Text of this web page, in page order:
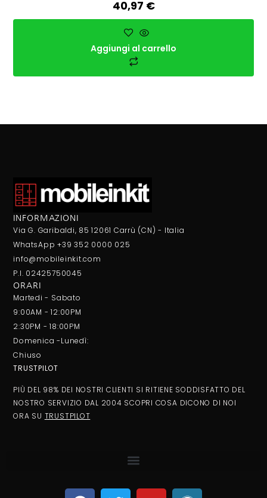
40,97 €
Aggiungi al carrello
INFORMAZIONI
Via G. Garibaldi, 85 12061 Carrù (CN) - Italia
WhatsApp +39 352 0000 025
info@mobileinkit.com
P.I. 02425750045
ORARI
Martedi - Sabato
9:00AM - 12:00PM
2:30PM - 18:00PM
Domenica -Lunedì:
Chiuso
TRUSTPILOT
PIÙ DEL 98% DEI NOSTRI CLIENTI SI RITIENE SODDISFATTO DEL
NOSTRO SERVIZIO DAL 2004 SCOPRI COSA DICONO DI NOI
ORA SU TRUSTPILOT